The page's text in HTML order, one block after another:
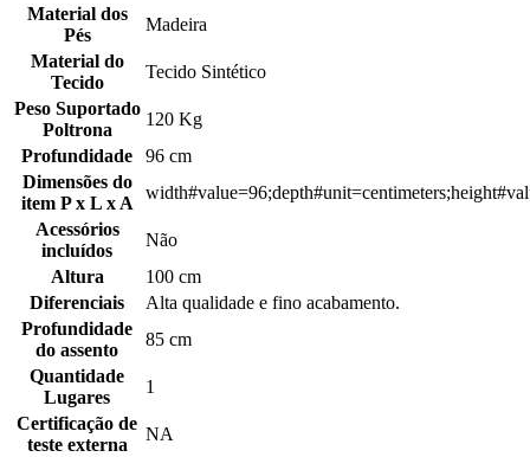
Material dos
Pés
Madeira
Material do
Tecido
Tecido Sintético
Peso Suportado
Poltrona
120 Kg
Profundidade
96 cm
Dimensões do
item P x L x A
Acessórios
incluídos
Não
Altura
100 cm
Diferenciais
Alta qualidade e fino acabamento.
Profundidade
do assento
85 cm
Quantidade
Lugares
1
Certificação de
teste externa
NA